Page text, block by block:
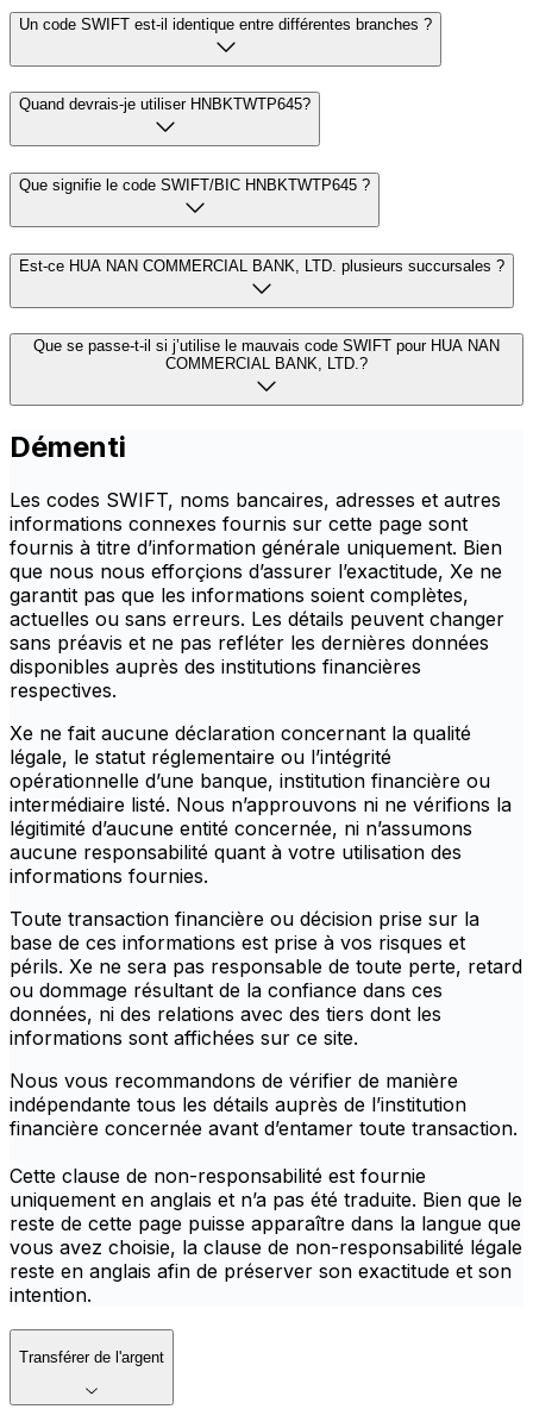
Un code SWIFT est-il identique entre différentes branches ?
Quand devrais-je utiliser HNBKTWTP645?
Que signifie le code SWIFT/BIC HNBKTWTP645 ?
Est-ce HUA NAN COMMERCIAL BANK, LTD. plusieurs succursales ?
Que se passe-t-il si j’utilise le mauvais code SWIFT pour HUA NAN
COMMERCIAL BANK, LTD.?
Démenti
Les codes SWIFT, noms bancaires, adresses et autres
informations connexes fournis sur cette page sont
fournis à titre d’information générale uniquement. Bien
que nous nous efforçions d’assurer l’exactitude, Xe ne
garantit pas que les informations soient complètes,
actuelles ou sans erreurs. Les détails peuvent changer
sans préavis et ne pas refléter les dernières données
disponibles auprès des institutions financières
respectives.
Xe ne fait aucune déclaration concernant la qualité
légale, le statut réglementaire ou l’intégrité
opérationnelle d’une banque, institution financière ou
intermédiaire listé. Nous n’approuvons ni ne vérifions la
légitimité d’aucune entité concernée, ni n’assumons
aucune responsabilité quant à votre utilisation des
informations fournies.
Toute transaction financière ou décision prise sur la
base de ces informations est prise à vos risques et
périls. Xe ne sera pas responsable de toute perte, retard
ou dommage résultant de la confiance dans ces
données, ni des relations avec des tiers dont les
informations sont affichées sur ce site.
Nous vous recommandons de vérifier de manière
indépendante tous les détails auprès de l’institution
financière concernée avant d’entamer toute transaction.
Cette clause de non-responsabilité est fournie
uniquement en anglais et n’a pas été traduite. Bien que le
reste de cette page puisse apparaître dans la langue que
vous avez choisie, la clause de non-responsabilité légale
reste en anglais afin de préserver son exactitude et son
intention.
Transférer de l'argent